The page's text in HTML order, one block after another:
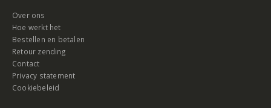
Over ons
Hoe werkt het
Bestellen en betalen
Retour zending
Contact
Privacy statement
Cookiebeleid